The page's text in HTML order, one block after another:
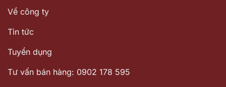
Về công ty
Tin tức
Tuyển dụng
Tư vấn bán hàng: 0902 178 595